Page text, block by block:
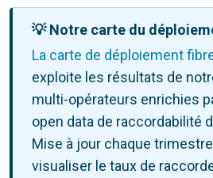
💡 Notre carte du
La carte de déploiement
exploite les résultats de
multi-opérateurs enrichies
open data de raccordabilité
Mise à jour chaque
visualiser le taux de